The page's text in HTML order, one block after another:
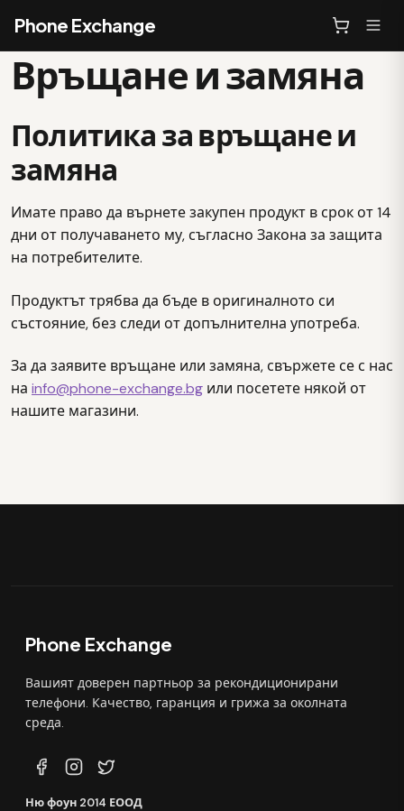
Phone Exchange
Връщане и замяна
Политика за връщане и
замяна
Имате право да върнете закупен продукт в срок от 14
дни от получаването му, съгласно Закона за защита
на потребителите.
Продуктът трябва да бъде в оригиналното си
състояние, без следи от допълнителна употреба.
За да заявите връщане или замяна, свържете се с нас
на info@phone-exchange.bg или посетете някой от
нашите магазини.
Phone Exchange
Вашият доверен партньор за рекондиционирани
телефони. Качество, гаранция и грижа за околната
среда.
Ню фоун 2014 ЕООД